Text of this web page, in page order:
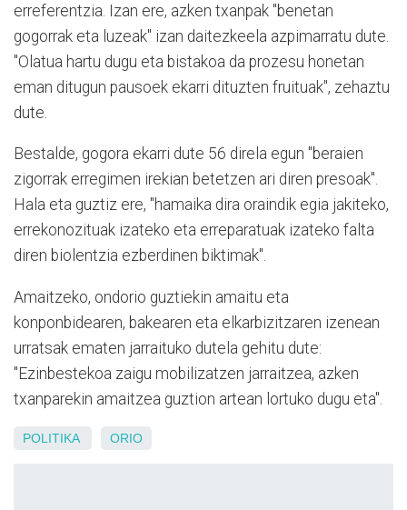
erreferentzia. Izan ere, azken txanpak "benetan
gogorrak eta luzeak" izan daitezkeela azpimarratu dute.
"Olatua hartu dugu eta bistakoa da prozesu honetan
eman ditugun pausoek ekarri dituzten fruituak", zehaztu
dute.
Bestalde, gogora ekarri dute 56 direla egun "beraien
zigorrak erregimen irekian betetzen ari diren presoak".
Hala eta guztiz ere, "hamaika dira oraindik egia jakiteko,
errekonozituak izateko eta erreparatuak izateko falta
diren biolentzia ezberdinen biktimak".
Amaitzeko, ondorio guztiekin amaitu eta
konponbidearen, bakearen eta elkarbizitzaren izenean
urratsak ematen jarraituko dutela gehitu dute:
"Ezinbestekoa zaigu mobilizatzen jarraitzea, azken
txanparekin amaitzea guztion artean lortuko dugu eta".
POLITIKA ORIO